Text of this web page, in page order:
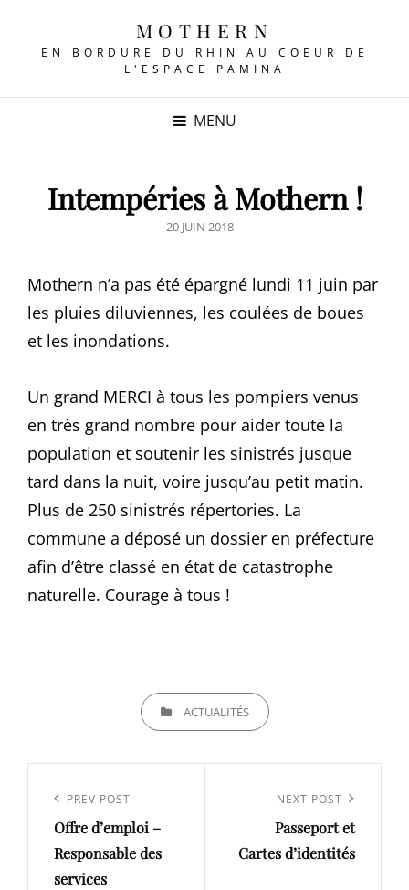
MOTHERN
EN BORDURE DU RHIN AU COEUR DE
L'ESPACE PAMINA
MENU
Intempéries à Mothern !
POSTED
20 JUIN 2018
Mothern n’a pas été épargné lundi 11 juin par
les pluies diluviennes, les coulées de boues
et les inondations.
Un grand MERCI à tous les pompiers venus
en très grand nombre pour aider toute la
population et soutenir les sinistrés jusque
tard dans la nuit, voire jusqu’au petit matin.
Plus de 250 sinistrés répertories. La
commune a déposé un dossier en préfecture
afin d’être classé en état de catastrophe
naturelle. Courage à tous !
CATEGORIESACTUALITÉS
l’article
Previous
Post
PREV POST
Offre d’emploi –
Responsable des
services
NEXT POST
Passeport et
Cartes d’identités